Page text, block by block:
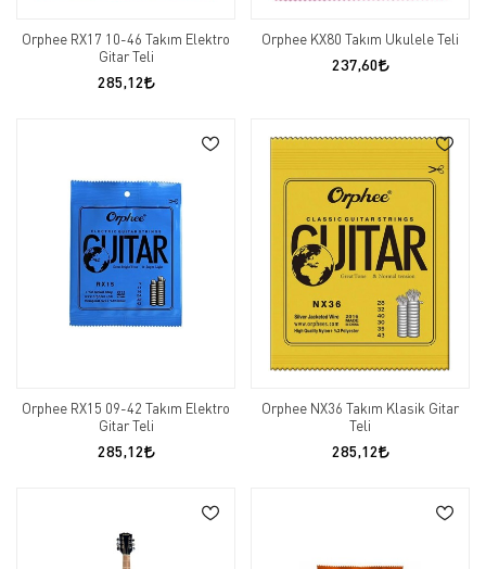
Orphee RX17 10-46 Takım Elektro
Gitar Teli
285,12
Orphee KX80 Takım Ukulele Teli
237,60
Orphee RX15 09-42 Takım Elektro
Gitar Teli
285,12
Orphee NX36 Takım Klasik Gitar
Teli
285,12